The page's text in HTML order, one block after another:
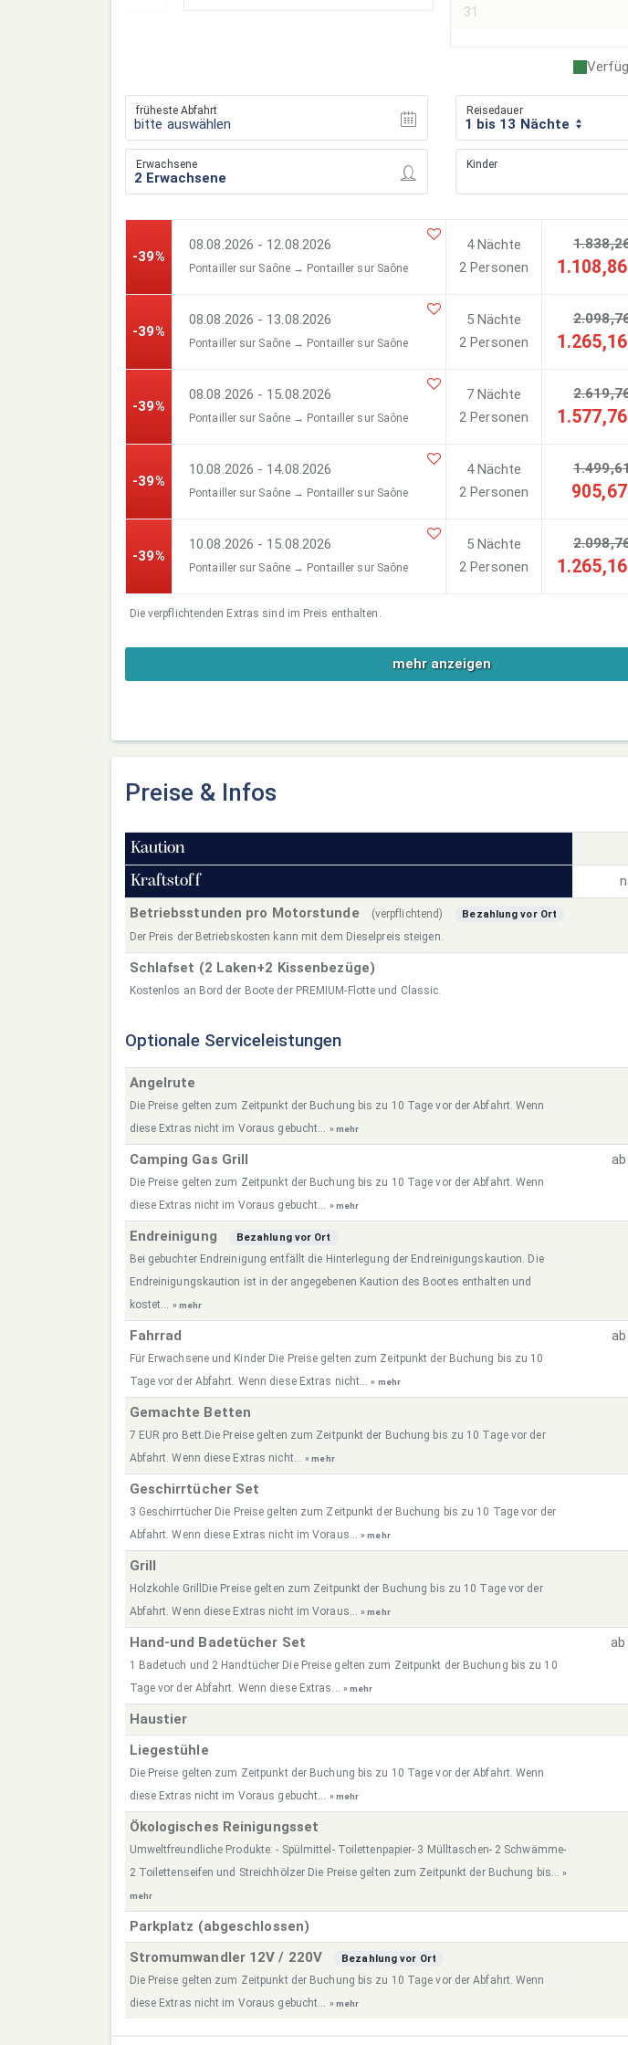
31
früheste Abfahrt
bitte auswählen
Reisedauer
1 bis 13 Nächte
Erwachsene Kinder
-39%
08.08.2026 - 12.08.2026
Pontailler sur Saône → Pontailler sur Saône
4 Nächte
2 Personen
-39%
08.08.2026 - 13.08.2026
Pontailler sur Saône → Pontailler sur Saône
5 Nächte
2 Personen
-39%
08.08.2026 - 15.08.2026
Pontailler sur Saône → Pontailler sur Saône
7 Nächte
2 Personen
-39%
10.08.2026 - 14.08.2026
Pontailler sur Saône → Pontailler sur Saône
4 Nächte
2 Personen
-39%
10.08.2026 - 15.08.2026
Pontailler sur Saône → Pontailler sur Saône
5 Nächte
2 Personen
Die verpflichtenden Extras sind im Preis enthalten.
mehr anzeigen
Preise & Infos
Kaution
Kraftstoff
Betriebsstunden pro Motorstunde
(verpflichtend) Bezahlung vor Ort
Der Preis der Betriebskosten kann mit dem Dieselpreis steigen.
Schlafset (2 Laken+2 Kissenbezüge)
Kostenlos an Bord der Boote der PREMIUM-Flotte und Classic.
Optionale Serviceleistungen
Angelrute
Die Preise gelten zum Zeitpunkt der Buchung bis zu 10 Tage vor der Abfahrt. Wenn
diese Extras nicht im Voraus gebucht... » mehr
Camping Gas Grill
Die Preise gelten zum Zeitpunkt der Buchung bis zu 10 Tage vor der Abfahrt. Wenn
diese Extras nicht im Voraus gebucht... » mehr
Endreinigung Bezahlung vor Ort
Bei gebuchter Endreinigung entfällt die Hinterlegung der Endreinigungskaution. Die
Endreinigungskaution ist in der angegebenen Kaution des Bootes enthalten und
kostet... » mehr
Fahrrad
Für Erwachsene und Kinder Die Preise gelten zum Zeitpunkt der Buchung bis zu 10
Tage vor der Abfahrt. Wenn diese Extras nicht...» mehr
Gemachte Betten
7 EUR pro Bett.Die Preise gelten zum Zeitpunkt der Buchung bis zu 10 Tage vor der
Abfahrt. Wenn diese Extras nicht...» mehr
Geschirrtücher Set
3 Geschirrtücher Die Preise gelten zum Zeitpunkt der Buchung bis zu 10 Tage vor der
Abfahrt. Wenn diese Extras nicht im Voraus...» mehr
Grill
Holzkohle GrillDie Preise gelten zum Zeitpunkt der Buchung bis zu 10 Tage vor der
Abfahrt. Wenn diese Extras nicht im Voraus...» mehr
Hand-und Badetücher Set
1 Badetuch und 2 Handtücher Die Preise gelten zum Zeitpunkt der Buchung bis zu 10
Tage vor der Abfahrt. Wenn diese Extras... » mehr
Haustier
Liegestühle
Die Preise gelten zum Zeitpunkt der Buchung bis zu 10 Tage vor der Abfahrt. Wenn
diese Extras nicht im Voraus gebucht... » mehr
Ökologisches Reinigungsset
Umweltfreundliche Produkte: - Spülmittel- Toilettenpapier- 3 Mülltaschen- 2 Schwämme-
2 Toilettenseifen und Streichhölzer Die Preise gelten zum Zeitpunkt der Buchung bis...»
mehr
Parkplatz (abgeschlossen)
Stromumwandler 12V / 220V
Bezahlung vor Ort
Die Preise gelten zum Zeitpunkt der Buchung bis zu 10 Tage vor der Abfahrt. Wenn
diese Extras nicht im Voraus gebucht... » mehr